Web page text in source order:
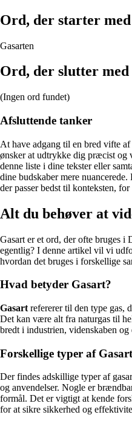
Ord, der starter
Gasarten
Ord, der slutter
(Ingen ord fundet)
Afsluttende tanker
At have adgang til en bred vifte
ønsker at udtrykke dig præcist og
denne liste i dine tekster eller
dine budskaber mere
der passer bedst til konteksten,
Alt du behøver at
Gasart er et ord, der ofte bruges i
egentlig? I denne artikel vil vi
hvordan det bruges i forskellige
Hvad betyder Gasart?
Gasart refererer til den type gas,
Det kan være alt fra naturgas til
bredt i industrien, videnskaben og
Forskellige typer af Gasart
Der findes adskillige typer af
og anvendelser. Nogle er
formål. Det er vigtigt at kende
for at sikre sikkerhed og